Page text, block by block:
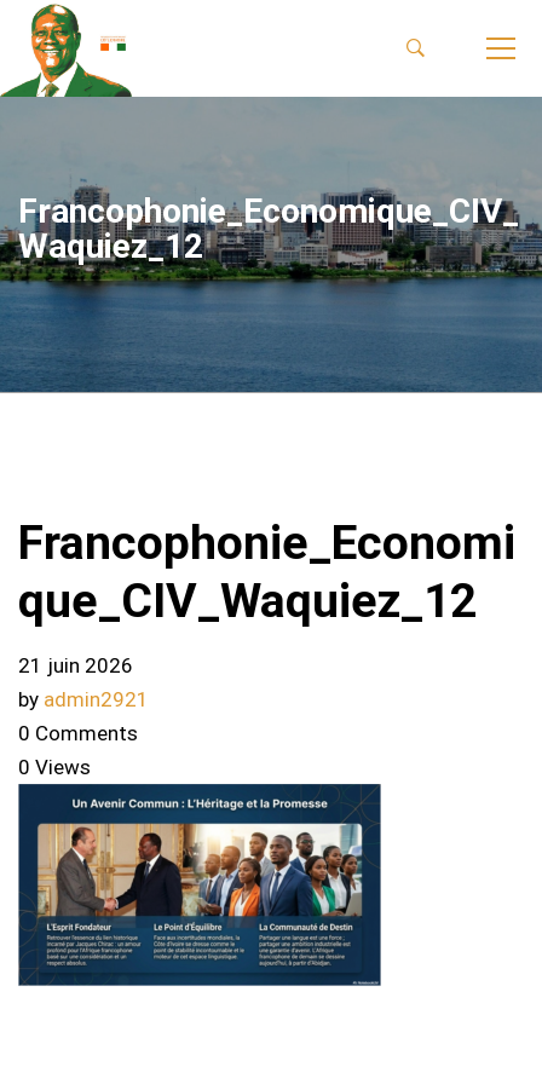
Francophonie_Economique_CIV_
Waquiez_12
Francophonie_Economi
que_CIV_Waquiez_12
21 juin 2026
by admin2921
0 Comments
0 Views